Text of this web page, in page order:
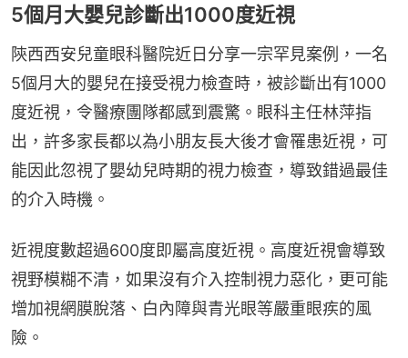
5個月大嬰兒診斷出1000度近視
陝西西安兒童眼科醫院近日分享一宗罕見案例，一名
5個月大的嬰兒在接受視力檢查時，被診斷出有1000
度近視，令醫療團隊都感到震驚。眼科主任林萍指
出，許多家長都以為小朋友長大後才會罹患近視，可
能因此忽視了嬰幼兒時期的視力檢查，導致錯過最佳
的介入時機。
近視度數超過600度即屬高度近視。高度近視會導致
視野模糊不清，如果沒有介入控制視力惡化，更可能
增加視網膜脫落、白內障與青光眼等嚴重眼疾的風
險。